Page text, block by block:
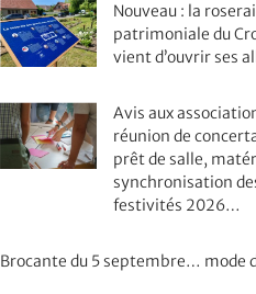
Nouveau : la
patrimoniale du
vient d’ouvrir ses
Avis aux
réunion de
prêt de salle,
synchronisation
festivités 2026…
Brocante du 5 septembre… mode